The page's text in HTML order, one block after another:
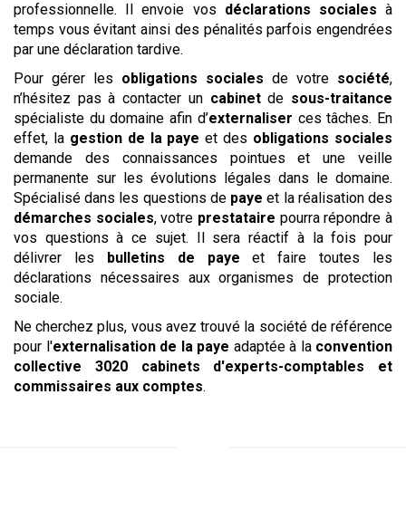
professionnelle. Il envoie vos déclarations sociales à
temps vous évitant ainsi des pénalités parfois engendrées
par une déclaration tardive.
Pour gérer les obligations sociales de votre société,
n’hésitez pas à contacter un cabinetde sous-traitance
spécialiste du domaine afin d’externaliser ces tâches. En
effet, la gestion de la paye et des obligations sociales
demande des connaissances pointues et une veille
permanente sur les évolutions légales dans le domaine.
Spécialisé dans les questions de paye et la réalisation des
démarches sociales, votre prestataire pourra répondre à
vos questions à ce sujet. Il sera réactif à la fois pour
délivrer les
bulletins de paye et faire toutes les
déclarations nécessaires aux organismes de protection
sociale.
Ne cherchez plus, vous avez trouvé la société de référence
pour l'externalisation de la paye adaptée à la convention
collective 3020 cabinets d'experts-comptables et
commissaires aux comptes.